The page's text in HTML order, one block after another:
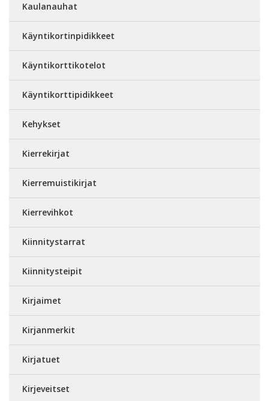
Kaulanauhat
Käyntikortinpidikkeet
Käyntikorttikotelot
Käyntikorttipidikkeet
Kehykset
Kierrekirjat
Kierremuistikirjat
Kierrevihkot
Kiinnitystarrat
Kiinnitysteipit
Kirjaimet
Kirjanmerkit
Kirjatuet
Kirjeveitset